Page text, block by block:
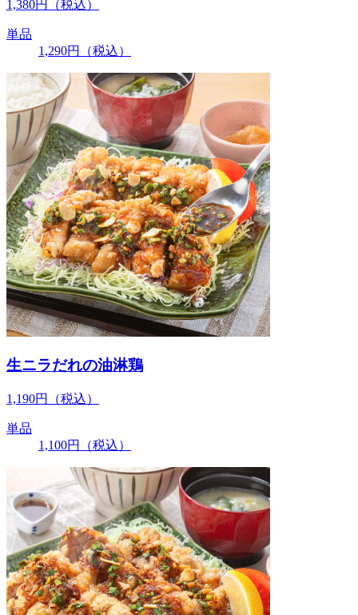
1,380円 （税込）
単品
1,290円 （税込）
生ニラだれの油淋鶏
1,190円 （税込）
単品
1,100円 （税込）